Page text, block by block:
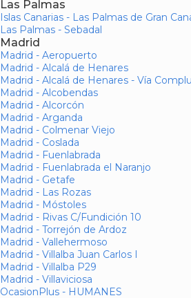
Las Palmas
Islas Canarias - Las Palmas de Gran
Las Palmas - Sebadal
Madrid
Madrid - Aeropuerto
Madrid - Alcalá de Henares
Madrid - Alcalá de Henares - Vía
Madrid - Alcobendas
Madrid - Alcorcón
Madrid - Arganda
Madrid - Colmenar Viejo
Madrid - Coslada
Madrid - Fuenlabrada
Madrid - Fuenlabrada el Naranjo
Madrid - Getafe
Madrid - Las Rozas
Madrid - Móstoles
Madrid - Rivas C/Fundición 10
Madrid - Torrejón de Ardoz
Madrid - Vallehermoso
Madrid - Villalba Juan Carlos I
Madrid - Villalba P29
Madrid - Villaviciosa
OcasionPlus - HUMANES